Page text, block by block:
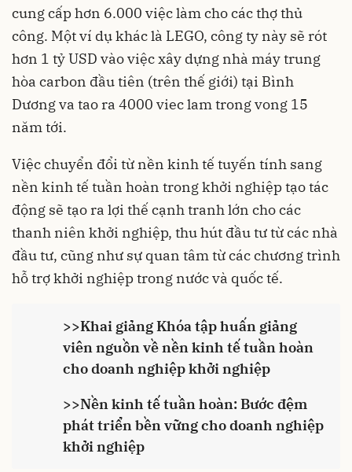
cung cấp hơn 6.000 việc làm cho các thợ thủ
công. Một ví dụ khác là LEGO, công ty này sẽ rót
hơn 1 tỷ USD vào việc xây dựng nhà máy trung
hòa carbon đầu tiên (trên thế giới) tại Bình
Dương va tao ra 4000 viec lam trong vong 15
năm tới.
Việc chuyển đổi từ nền kinh tế tuyến tính sang
nền kinh tế tuần hoàn trong khởi nghiệp tạo tác
động sẽ tạo ra lợi thế cạnh tranh lớn cho các
thanh niên khởi nghiệp, thu hút đầu tư từ các nhà
đầu tư, cũng như sự quan tâm từ các chương trình
hỗ trợ khởi nghiệp trong nước và quốc tế.
>>Khai giảng Khóa tập huấn giảng
viên nguồn về nền kinh tế tuần hoàn
cho doanh nghiệp khởi nghiệp
>>Nền kinh tế tuần hoàn: Bước đệm
phát triển bền vững cho doanh nghiệp
khởi nghiệp